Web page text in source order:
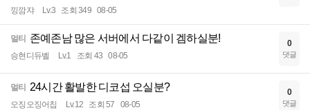
낑깜쟈 Lv.3 조회 349 08-05
멀티 존예존남 많은 서버에서 다같이 겜하실분!
승현디듀벨 Lv.1 조회 43 08-05
0
댓글
멀티 24시간 활발한 디코섭 오실분?
오징오징어칩 Lv.12 조회 57 08-05
0
댓글